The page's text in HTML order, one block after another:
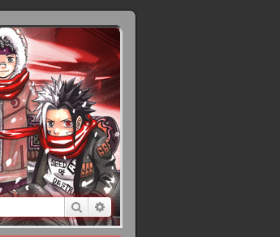
RechercherRecherche avancée